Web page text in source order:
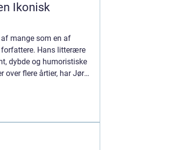
Ikonisk
af mange som en af
forfattere. Hans litterære
dybde og humoristiske
over flere årtier, har Jørn